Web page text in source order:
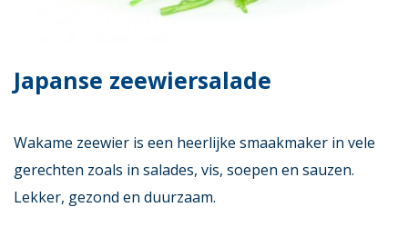
Japanse zeewiersalade
Wakame zeewier is een heerlijke smaakmaker in vele
gerechten zoals in salades, vis, soepen en sauzen.
Lekker, gezond en duurzaam.